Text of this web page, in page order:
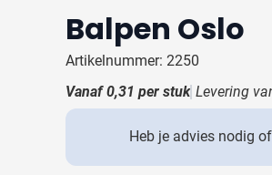
Weggevertjes
Multimedia
Tassen
Gereedschap & Veiligheid
Balpen Oslo
Artikelnummer: 2250
Vanaf0,31 per stuk Levering
Heb je advies nodig